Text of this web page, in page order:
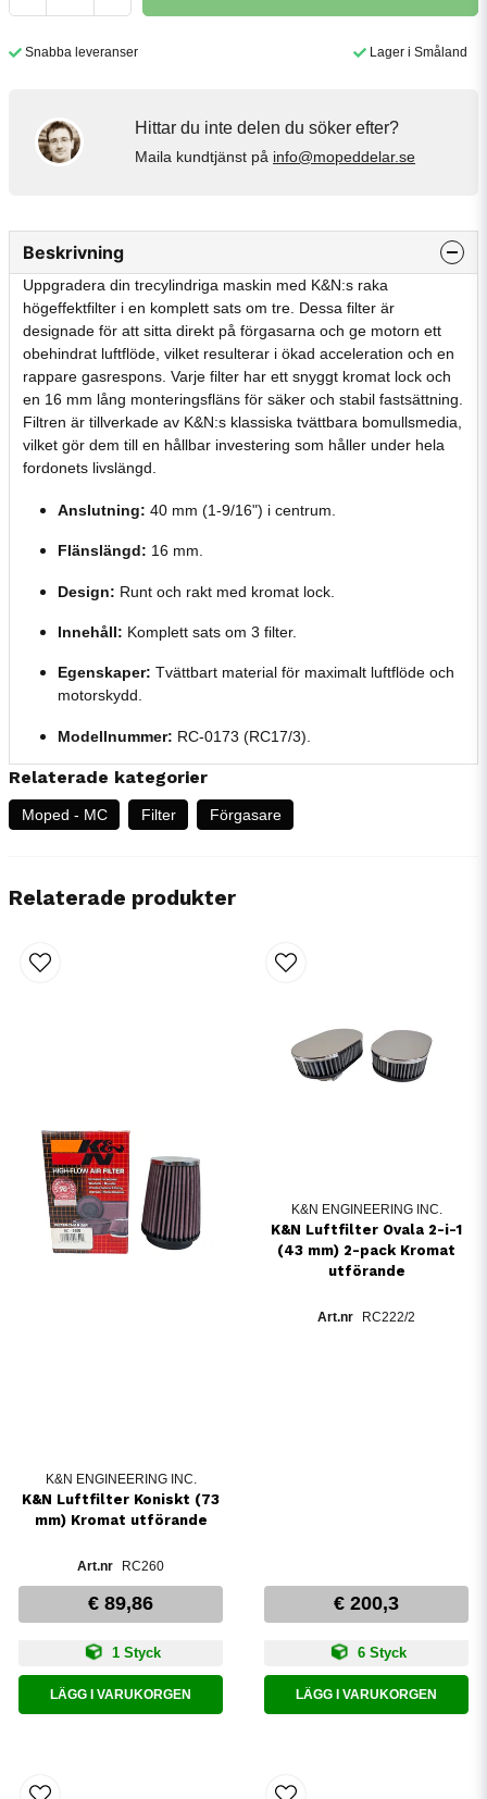
Snabba leveranser Lager i Småland
Hittar du inte delen du söker efter?
Maila kundtjänst på info@mopeddelar.se
Beskrivning
Uppgradera din trecylindriga maskin med K&N:s raka
högeffektfilter i en komplett sats om tre. Dessa filter är
designade för att sitta direkt på förgasarna och ge motorn ett
obehindrat luftflöde, vilket resulterar i ökad acceleration och en
rappare gasrespons. Varje filter har ett snyggt kromat lock och
en 16 mm lång monteringsfläns för säker och stabil fastsättning.
Filtren är tillverkade av K&N:s klassiska tvättbara bomullsmedia,
vilket gör dem till en hållbar investering som håller under hela
fordonets livslängd.
Anslutning: 40 mm (1-9/16") i centrum.
Flänslängd: 16 mm.
Design: Runt och rakt med kromat lock.
Innehåll: Komplett sats om 3 filter.
Egenskaper: Tvättbart material för maximalt luftflöde och
motorskydd.
Modellnummer: RC-0173 (RC17/3).
Relaterade kategorier
Moped - MC Filter Förgasare
Relaterade produkter
K&N ENGINEERING INC.
K&N Luftfilter Koniskt (73
mm) Kromat utförande
RC260
€ 89,86
1 Styck
LÄGG I VARUKORGEN
K&N ENGINEERING INC.
K&N Luftfilter Ovala 2-i-1
(43 mm) 2-pack Kromat
utförande
RC222/2
€ 200,3
6 Styck
LÄGG I VARUKORGEN